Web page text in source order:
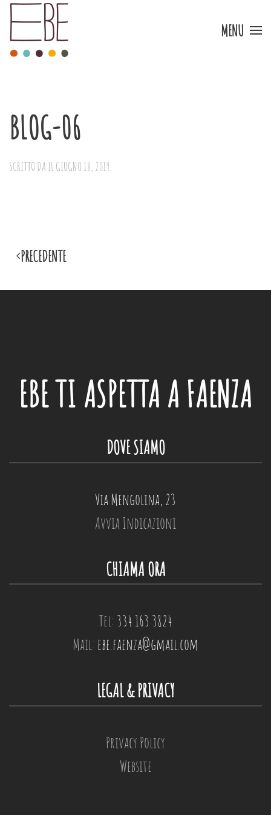
Skip to main content MENU
BLOG-06
SCRITTO DA IL GIUGNO 18, 2019.
PRECEDENTE
EBETI ASPETTA A FAENZA
DOVE SIAMO
Via Mengolina, 23
Avvia Indicazioni
CHIAMA ORA
Tel: 334 163 3824
Mail: ebe.faenza@gmail.com
LEGAL & PRIVACY
Privacy Policy
Website